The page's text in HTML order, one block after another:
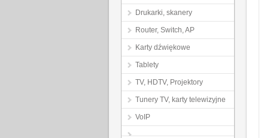
Drukarki, skanery
Router, Switch, AP
Karty dźwiękowe
Tablety
TV, HDTV, Projektory
Tunery TV, karty telewizyjne
VoIP